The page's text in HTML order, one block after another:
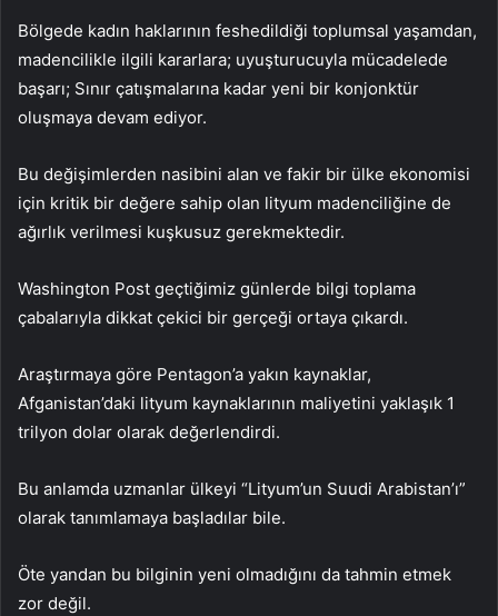
Bölgede kadın haklarının feshedildiği toplumsal yaşamdan,
madencilikle ilgili kararlara; uyuşturucuyla mücadelede
başarı; Sınır çatışmalarına kadar yeni bir konjonktür
oluşmaya devam ediyor.
Bu değişimlerden nasibini alan ve fakir bir ülke ekonomisi
için kritik bir değere sahip olan lityum madenciliğine de
ağırlık verilmesi kuşkusuz gerekmektedir.
Washington Post geçtiğimiz günlerde bilgi toplama
çabalarıyla dikkat çekici bir gerçeği ortaya çıkardı.
Araştırmaya göre Pentagon’a yakın kaynaklar,
Afganistan’daki lityum kaynaklarının maliyetini yaklaşık 1
trilyon dolar olarak değerlendirdi.
Bu anlamda uzmanlar ülkeyi “Lityum’un Suudi Arabistan’ı”
olarak tanımlamaya başladılar bile.
Öte yandan bu bilginin yeni olmadığını da tahmin etmek
zor değil.